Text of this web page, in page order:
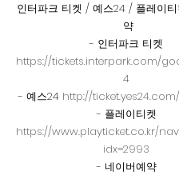
인터파크 티켓 / 예스24 / 플레이
약
- 인터파크 티켓
https://tickets.interpark.com/
4
- 예스24 http://
- 플레이티켓
https://www.playticket.co.kr/
idx=2993
- 네이버예약